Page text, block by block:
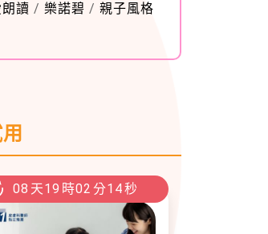
讀 / 樂諾碧 / 親子風格
08 天19 時02 分13秒